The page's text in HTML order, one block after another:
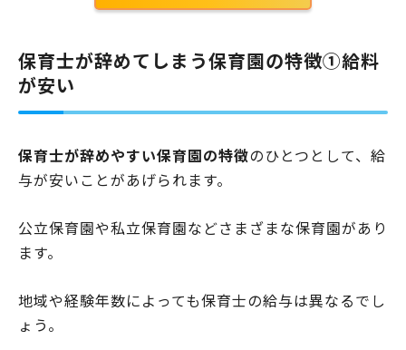
保育士が辞めてしまう保育園の特徴①給料
が安い
保育士が辞めやすい保育園の特徴のひとつとして、給
与が安いことがあげられます。
公立保育園や私立保育園などさまざまな保育園があり
ます。
地域や経験年数によっても保育士の給与は異なるでし
ょう。